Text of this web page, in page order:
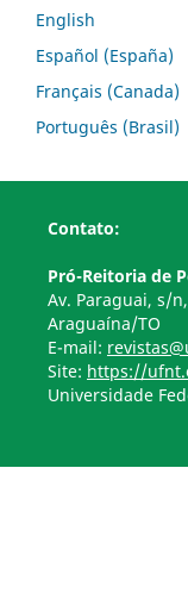
English
Español (España)
Français (Canada)
Português (Brasil)
Contato:
Pró-Reitoria de
Av. Paraguai, s/
Araguaína/TO
E-mail:
Site: https://
Universidade